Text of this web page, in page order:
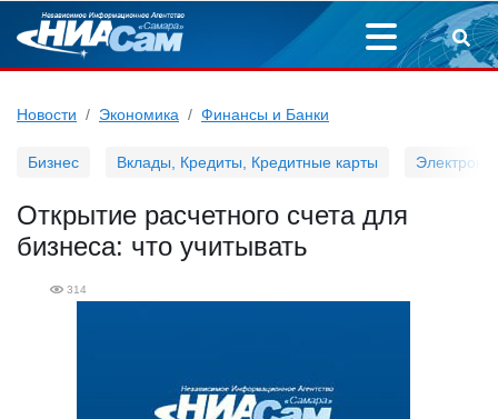
Новости Экономика Финансы и Банки
Бизнес Вклады, Кредиты, Кредитные карты
Открытие расчетного счета для
бизнеса: что учитывать
314